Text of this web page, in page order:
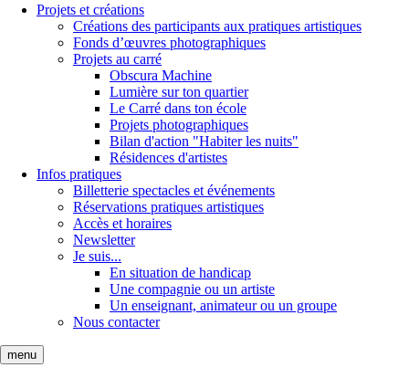
Projets et créations
Créations des participants aux pratiques artistiques
Fonds d’œuvres photographiques
Projets au carré
Obscura Machine
Lumière sur ton quartier
Le Carré dans ton école
Projets photographiques
Bilan d'action "Habiter les nuits"
Résidences d'artistes
Infos pratiques
Billetterie spectacles et événements
Réservations pratiques artistiques
Accès et horaires
Newsletter
Je suis...
En situation de handicap
Une compagnie ou un artiste
Un enseignant, animateur ou un groupe
Nous contacter
menu